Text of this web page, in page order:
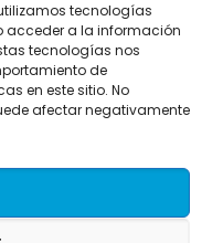
tecnologías
a la información
tecnologías nos
de
en este sitio. No
afectar negativamente
04 96 50